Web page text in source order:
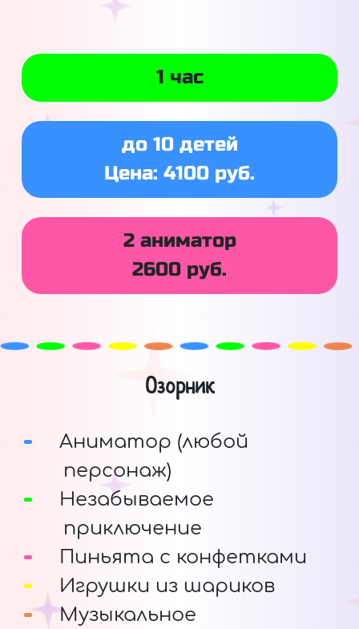
1 час
до 10 детей
Цена: 4100 руб.
2 аниматор
2600 руб.
Озорник
Аниматор (любой
персонаж)
Незабываемое
приключение
Пиньята с конфетками
Игрушки из шариков
Музыкальное